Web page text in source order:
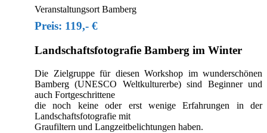
Veranstaltungsort Bamberg
Preis: 119,- €
Landschaftsfotografie Bamberg im Winter
Die Zielgruppe für diesen Workshop im wunderschönen
Bamberg (UNESCO Weltkulturerbe) sind Beginner und
auch Fortgeschrittene
die noch keine oder erst wenige Erfahrungen in der
Landschaftsfotografie mit
Graufiltern und Langzeitbelichtungen haben.